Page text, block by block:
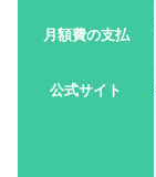
月額費の支払
公式サイト